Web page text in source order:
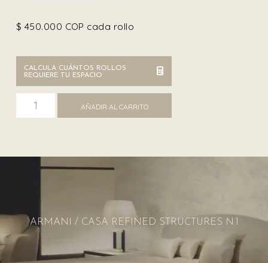
$ 450.000 COP cada rollo
CALCULA CUÁNTOS ROLLOS
REQUIERE TU ESPACIO
AÑADIR AL CARRITO
ARMANI / CASA REFINED STRUCTURES N.1